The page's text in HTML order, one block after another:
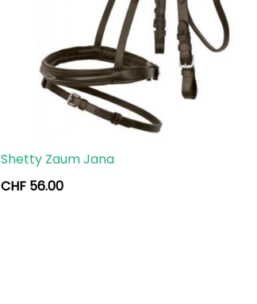
Shetty Zaum Jana
CHF 56.00